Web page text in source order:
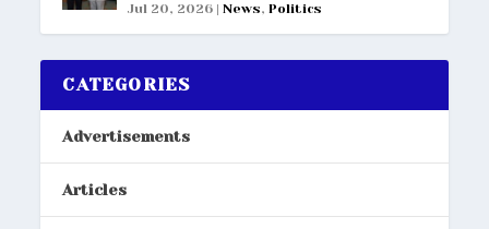
Jul 20, 2026 |News,Politics
CATEGORIES
Advertisements
Articles